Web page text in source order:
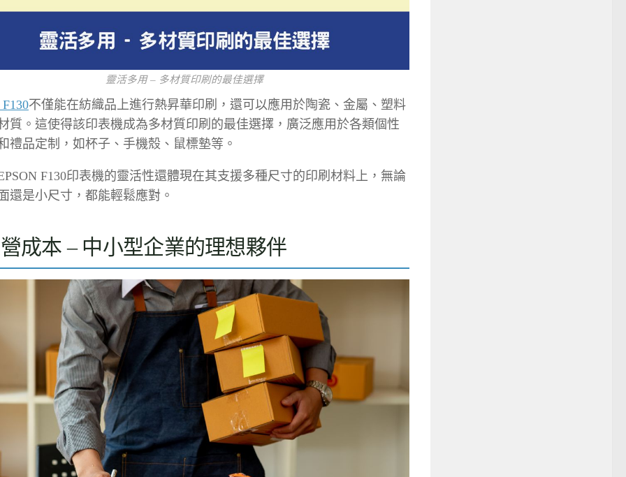
靈活多用 – 多材質印刷的最佳選擇
不僅能在紡織品上進行熱昇華印刷，還可以應用於陶瓷、金屬、塑料
質。這使得該印表機成為多材質印刷的最佳選擇，廣泛應用於各類個性
禮品定制，如杯子、手機殼、鼠標墊等。
F130印表機的靈活性還體現在其支援多種尺寸的印刷材料上，無論
還是小尺寸，都能輕鬆應對。
成本 – 中小型企業的理想夥伴